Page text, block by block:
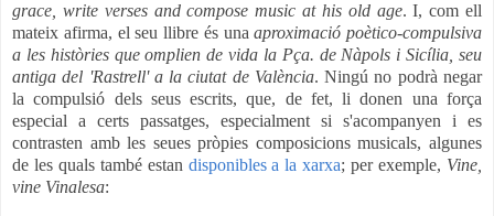
grace, write verses and compose music at his old age. I, com ell
mateix afirma, el seu llibre és unaaproximació poètico-compulsiva
a les històries que omplien de vida la Pça. de Nàpols i Sicília, seu
antiga del 'Rastrell' a la ciutat de València. Ningú no podrà negar
la compulsió dels seus escrits, que, de fet, li donen una força
especial a certs passatges, especialment si s'acompanyen i es
contrasten amb les seues pròpies composicions musicals, algunes
de les quals també estan disponibles a la xarxa; per exemple, Vine,
vine Vinalesa: